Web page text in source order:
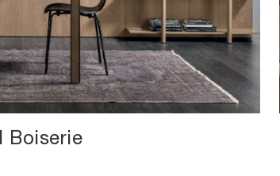
Boiserie